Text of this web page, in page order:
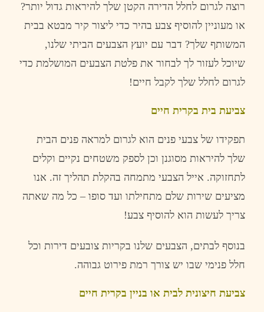
רוצה לגרום לחלל הדירה הקטן שלך להיראות גדול יותר?
או מעוניין להוסיף צבע בהיר כדי ליצור קיר מבטא בבית
המשותף שלך? דבר עם יועץ הצבעים הביתי שלנו,
שיוכל לעזור לך לבחור את פלטת הצבעים המושלמת כדי
לגרום לחלל שלך לקבל חיים!
צביעת בית בקרית חיים
תפקידו של צבעי פנים הוא לגרום למראה פנים הבית
שלך להיראות מסוגנן וכן לספק משטחים נקיים וקלים
לתחזוקה. אייל הצבעי מתמחה בהקלת תהליך זה. אנו
מציעים שירות שלם מתחילתו ועד סופו – כל מה שאתה
צריך לעשות הוא להוסיף צבע!
בנוסף לבתים, הצבעים שלנו בקריות צובעים דירות וכל
חלל פנימי שבו יש צורך רמת פירוט גבוהה.
צביעת חיצונית לבית או בניין בקרית חיים